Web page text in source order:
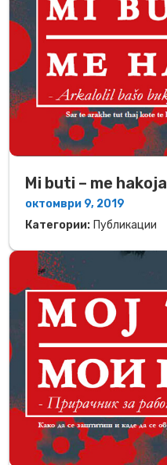
Mi buti – me hakoja
октомври 9, 2019
Категории: Публикации